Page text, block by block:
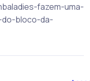
fazem-uma-
bloco-da-